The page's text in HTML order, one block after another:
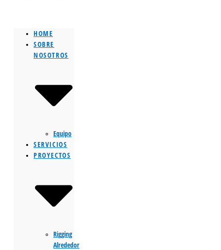
HOME
SOBRE
NOSOTROS
Equipo
SERVICIOS
PROYECTOS
Rigging
Alrededor